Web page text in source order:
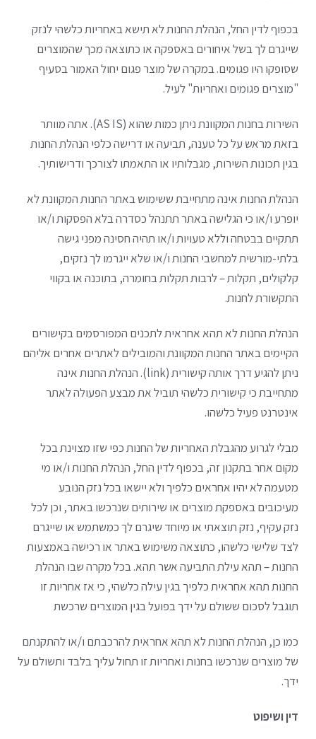
בכפוף לדין החל, הנהלת החנות לא תישא באחריות כלשהי לנזק
שייגרם לך בשל איחורים באספקה או כתוצאה מכך שהמוצרים
שסופקו היו פגומים. במקרה של מוצר פגום יחול האמור בסעיף
"מוצרים פגומים ואחריות" לעיל.
השירות בחנות המקוונת ניתן כמות שהוא (AS IS). אתה מוותר
בזאת מראש על כל טענה, תביעה או דרישה כלפי הנהלת החנות
בגין תכונות השירות, מגבלותיו או התאמתו לצורכך ודרישותיך.
הנהלת החנות אינה מתחייבת ששימוש באתר החנות המקוונת לא
יופרע ו/או כי הגלישה באתר תתנהל כסדרה בלא הפסקות ו/או
תתקיים בבטחה וללא טעויות ו/או תהיה חסינה מפני גישה
בלתי-מורשית למחשבי החנות ו/או שלא ייגרמו לך נזקים,
קלקולים, תקלות – לרבות תקלות בחומרה, בתוכנה או בקווי
התקשורת לחנות.
הנהלת החנות לא תהא אחראית לתכנים המפורסמים בקישורים
הקיימים באתר החנות המקוונת והמובילים לאתרים אחרים אליהם
ניתן להגיע דרך אותה קישורית (link). הנהלת החנות אינה
מתחייבת כי קישורית כלשהי תוביל את מבצע הפעולה לאתר
אינטרנט פעיל כלשהו.
מבלי לגרוע מהגבלת האחריות של החנות כפי שזו מצוינת בכל
מקום אחר בתקנון זה, בכפוף לדין החל, הנהלת החנות ו/או מי
מטעמה לא יהיו אחראים כלפיך ולא יישאו בכל נזק הנובע
מעיכובים באספקת מוצרים או שירותים שנרכשו באתר, וכן לכל
נזק עקיף, נזק תוצאתי או מיוחד שיגרם לך כמשתמש או שייגרם
לצד שלישי כלשהו, כתוצאה משימוש באתר או רכישה באמצעות
החנות – תהא עילת התביעה אשר תהא. בכל מקרה שבו הנהלת
החנות תהא אחראית כלפיך בגין עילה כלשהי, כי אז אחריות זו
תוגבל לסכום ששולם על ידך בפועל בגין המוצרים שרכשת
כמו כן, הנהלת החנות לא תהא אחראית להרכבתם ו/או להתקנתם
של מוצרים שנרכשו בחנות ואחריות זו תחול עליך בלבד ותשולם על
ידך.
דין ושיפוט